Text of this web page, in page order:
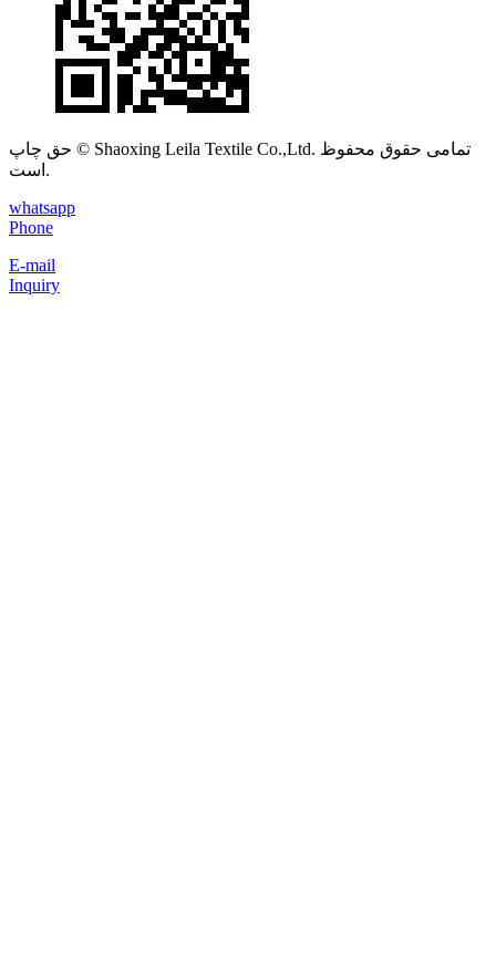
حق چاپ © Shaoxing Leila Textile Co.,Ltd. تمامی حقوق محفوظ
است.
whatsapp
Phone
E-mail
Inquiry